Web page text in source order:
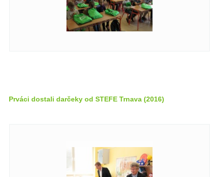
Prváci dostali darčeky od STEFE Trnava (2016)